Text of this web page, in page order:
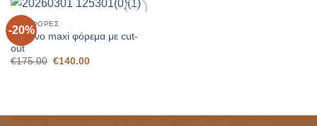
-20%
Wishlist
ΠΡΟΣΦΟΡΈΣ
Κόκκινο maxi φόρεμα με cut-
out
€175.00 Original
€140.00Η